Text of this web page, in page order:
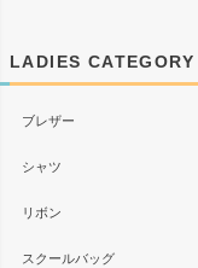
LADIES CATEGORY
ブレザー
シャツ
リボン
スクールバッグ